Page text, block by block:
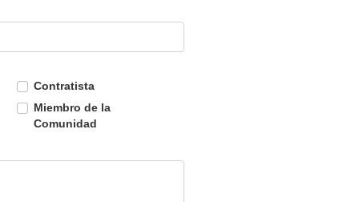
Contratista
Miembro de la
Comunidad